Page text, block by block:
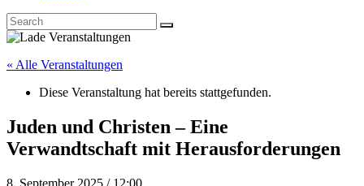
« Alle Veranstaltungen
Diese Veranstaltung hat bereits stattgefunden.
Juden und Christen – Eine
Verwandtschaft mit Herausforderungen
8. September 2025 / 12:00